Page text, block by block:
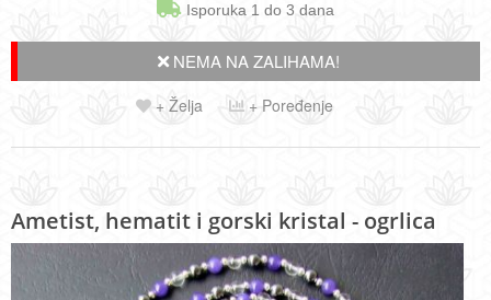
Isporuka 1 do 3 dana
NEMA NA ZALIHAMA!
+ Želja + Poređenje
Ametist, hematit i gorski kristal - ogrlica